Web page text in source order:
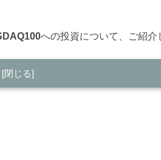
への投資について、ご紹介